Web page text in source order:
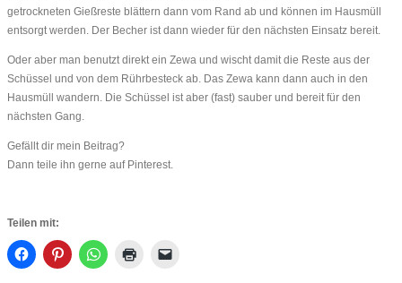
getrockneten Gießreste blättern dann vom Rand ab und können im Hausmüll
entsorgt werden. Der Becher ist dann wieder für den nächsten Einsatz bereit.
Oder aber man benutzt direkt ein Zewa und wischt damit die Reste aus der
Schüssel und von dem Rührbesteck ab. Das Zewa kann dann auch in den
Hausmüll wandern. Die Schüssel ist aber (fast) sauber und bereit für den
nächsten Gang.
Gefällt dir mein Beitrag?
Dann teile ihn gerne auf Pinterest.
Teilen mit: